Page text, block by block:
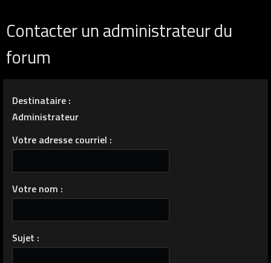
Contacter un administrateur du
forum
Destinataire :
Administrateur
Votre adresse courriel :
Votre nom :
Sujet :